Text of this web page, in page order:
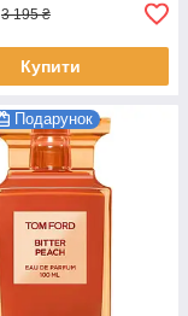
3 195 ₴
Купити
Подарунок